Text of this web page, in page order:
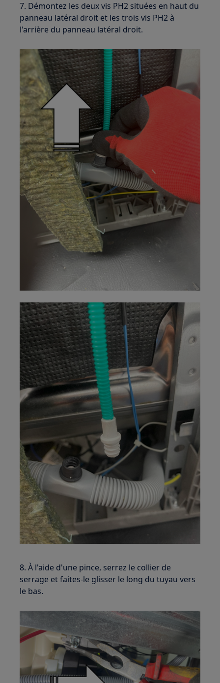
7. Démontez les deux vis PH2 situées en haut du
panneau latéral droit et les trois vis PH2 à
l'arrière du panneau latéral droit.
8. À l'aide d'une pince, serrez le collier de
serrage et faites-le glisser le long du tuyau vers
le bas.